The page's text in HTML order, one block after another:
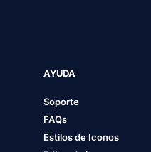
AYUDA
Soporte
FAQs
Estilos de Iconos